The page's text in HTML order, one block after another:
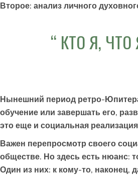
Второе: анализ личного
КТО Я,
Нынешний период ретро-
обучение или завершать его,
это еще и социальная
Важен перепросмотр своего
обществе. Но здесь есть нюанс:
Один из них: к кому-то,